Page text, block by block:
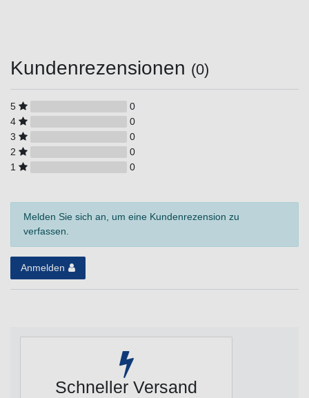
Kundenrezensionen (0)
5
0
4
0
3
0
2
0
1
0
Melden Sie sich an, um eine Kundenrezension zu
verfassen.
Anmelden
Schneller Versand